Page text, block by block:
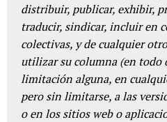
distribuir, publicar, exhibir,
traducir, sindicar, incluir en
colectivas, y de cualquier
utilizar su columna (en todo
limitación alguna, en
pero sin limitarse, a las
o en los sitios web o